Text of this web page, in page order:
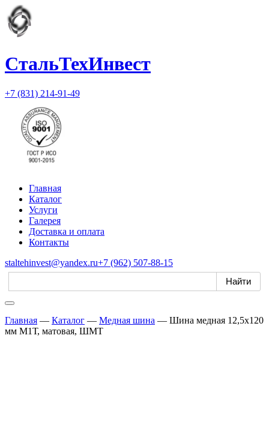
СтальТехИнвест
+7 (831) 214-91-49
Главная
Каталог
Услуги
Галерея
Доставка и оплата
Контакты
staltehinvest@yandex.ru+7 (962) 507-88-15
Главная — Каталог — Медная шина — Шина медная 12,5х120
мм М1Т, матовая, ШМТ